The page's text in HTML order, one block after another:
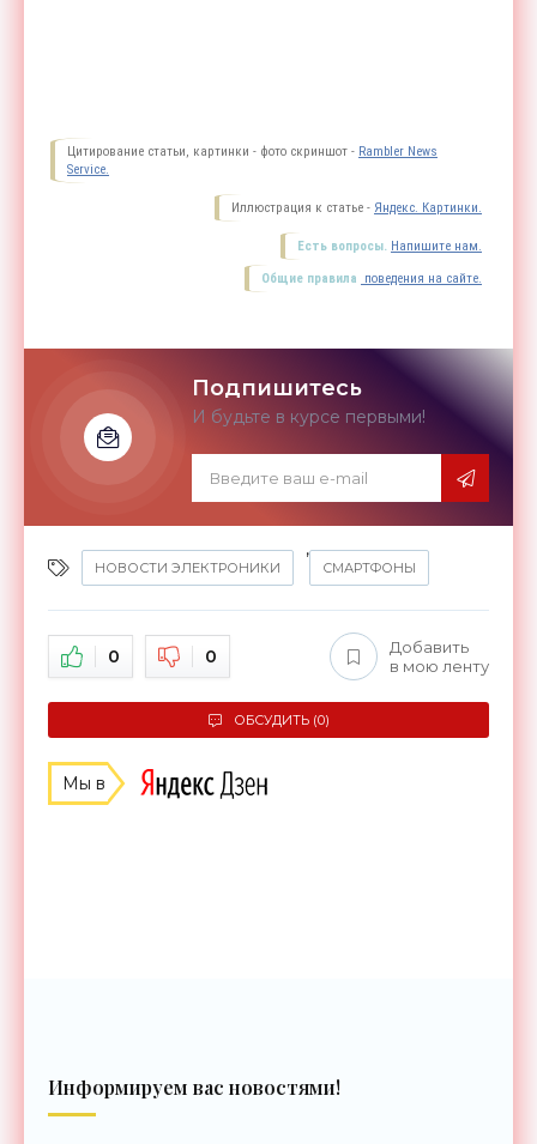
Цитирование статьи, картинки - фото скриншот - Rambler News
Service.
Иллюстрация к статье - Яндекс. Картинки.
Есть вопросы. Напишите нам.
Общие правила поведения на сайте.
Подпишитесь
И будьте в курсе первыми!
НОВОСТИ ЭЛЕКТРОНИКИ
,
СМАРТФОНЫ
0 0
Добавить
в мою ленту
ОБСУДИТЬ (0)
Мы в
Информируем вас новостями!